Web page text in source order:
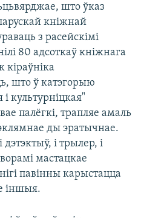
што ўказ
кніжнай
з расейскімі
80 адсоткаў кніжнага
што ў катэгорыю
культурніцкая"
палёгкі, трапляе амаль
ды эратычнае.
і трылер, і
мастацкае
павінны карыстацца
іншыя.